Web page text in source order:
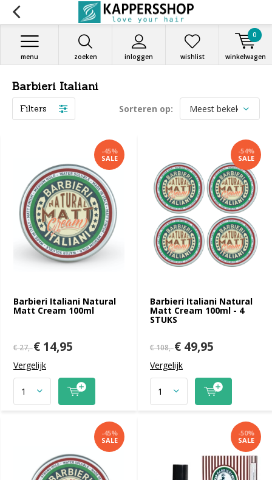
zoeken inloggen
menu wishlist winkelwagen
0
Barbieri Italiani
Filters Sorteren op:
Barbieri Italiani Natural
Matt Cream 100ml
-45%
SALE
€ 27,-€ 14,95
Vergelijk
Barbieri Italiani Natural
Matt Cream 100ml - 4
STUKS
-54%
SALE
€ 108,-€ 49,95
Vergelijk
-45%
SALE
-50%
SALE